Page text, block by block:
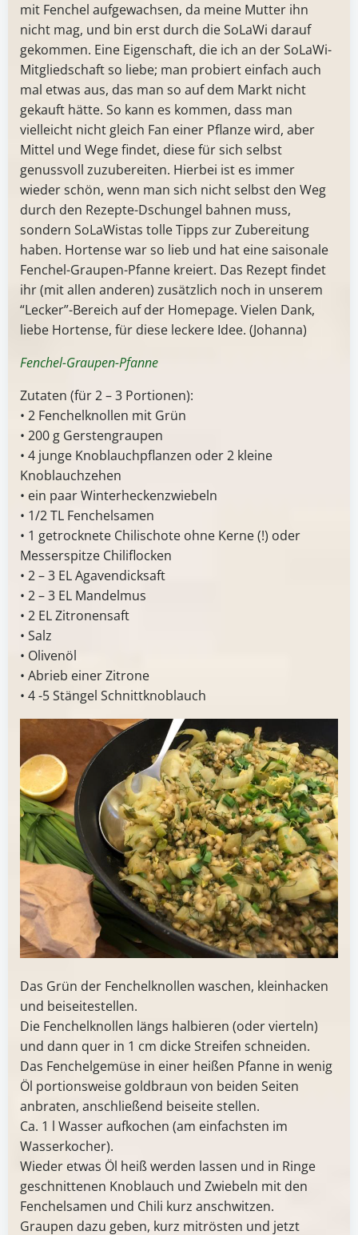
mit Fenchel aufgewachsen, da meine Mutter ihn
nicht mag, und bin erst durch die SoLaWi darauf
gekommen. Eine Eigenschaft, die ich an der SoLaWi-
Mitgliedschaft so liebe; man probiert einfach auch
mal etwas aus, das man so auf dem Markt nicht
gekauft hätte. So kann es kommen, dass man
vielleicht nicht gleich Fan einer Pflanze wird, aber
Mittel und Wege findet, diese für sich selbst
genussvoll zuzubereiten. Hierbei ist es immer
wieder schön, wenn man sich nicht selbst den Weg
durch den Rezepte-Dschungel bahnen muss,
sondern SoLaWistas tolle Tipps zur Zubereitung
haben. Hortense war so lieb und hat eine saisonale
Fenchel-Graupen-Pfanne kreiert. Das Rezept findet
ihr (mit allen anderen) zusätzlich noch in unserem
“Lecker”-Bereich auf der Homepage. Vielen Dank,
liebe Hortense, für diese leckere Idee. (Johanna)
Fenchel-Graupen-Pfanne
Zutaten (für 2 – 3 Portionen):
• 2 Fenchelknollen mit Grün
• 200 g Gerstengraupen
• 4 junge Knoblauchpflanzen oder 2 kleine
Knoblauchzehen
• ein paar Winterheckenzwiebeln
• 1/2 TL Fenchelsamen
• 1 getrocknete Chilischote ohne Kerne (!) oder
Messerspitze Chiliflocken
• 2 – 3 EL Agavendicksaft
• 2 – 3 EL Mandelmus
• 2 EL Zitronensaft
• Salz
• Olivenöl
• Abrieb einer Zitrone
• 4 -5 Stängel Schnittknoblauch
Das Grün der Fenchelknollen waschen, kleinhacken
und beiseitestellen.
Die Fenchelknollen längs halbieren (oder vierteln)
und dann quer in 1 cm dicke Streifen schneiden.
Das Fenchelgemüse in einer heißen Pfanne in wenig
Öl portionsweise goldbraun von beiden Seiten
anbraten, anschließend beiseite stellen.
Ca. 1 l Wasser aufkochen (am einfachsten im
Wasserkocher).
Wieder etwas Öl heiß werden lassen und in Ringe
geschnittenen Knoblauch und Zwiebeln mit den
Fenchelsamen und Chili kurz anschwitzen.
Graupen dazu geben, kurz mitrösten und jetzt